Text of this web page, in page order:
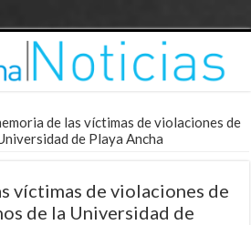
de las víctimas de violaciones de
de Playa Ancha
víctimas de violaciones de
de la Universidad de